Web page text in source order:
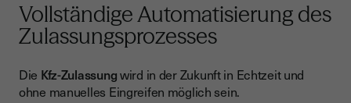
Vollständige Automatisierung des
Zulassungsprozesses
Die Kfz-Zulassungwird in der Zukunft in Echtzeit und
ohne manuelles Eingreifen möglich sein.